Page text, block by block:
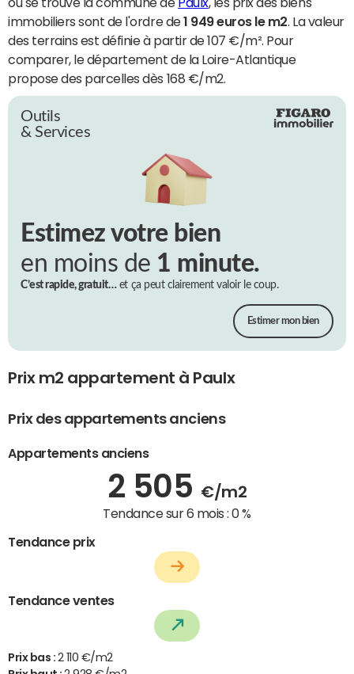
immobiliers sont de l'ordre de1 949 euros le m2 . La valeur
des terrains est définie à partir de 107 €/m². Pour
comparer, le département de la Loire-Atlantique
propose des parcelles dès 168 €/m2.
Outils
& Services
Estimez votre bien
en moins de 1 minute.
C’est rapide, gratuit…et ça peut clairement valoir le coup.
Estimer mon bien
Prix m2 appartement à Paulx
Prix des appartements anciens
Appartements anciens
2 505 €/m2
Tendance sur 6 mois :0 %
Tendance prix
Tendance ventes
Prix bas : 2 110 €/m2